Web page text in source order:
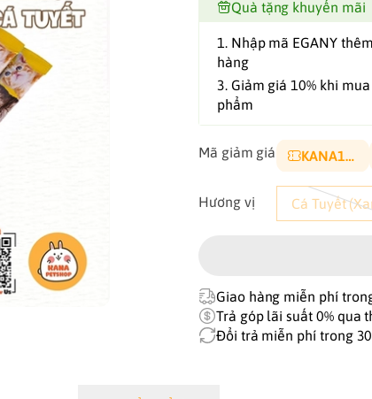
Quà tặng khuyến mãi
1. Nhập mã EGANY
hàng
3. Giảm giá 10% khi
phẩm
Mã giảm giá KANA10P
Hương vị Cá Tuyết
Giao hàng miễn phí
Trả góp lãi suất 0% qua
Đổi trả miễn phí trong